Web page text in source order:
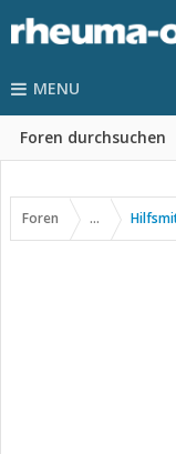
MENU
Foren durchsuchen
Foren ...